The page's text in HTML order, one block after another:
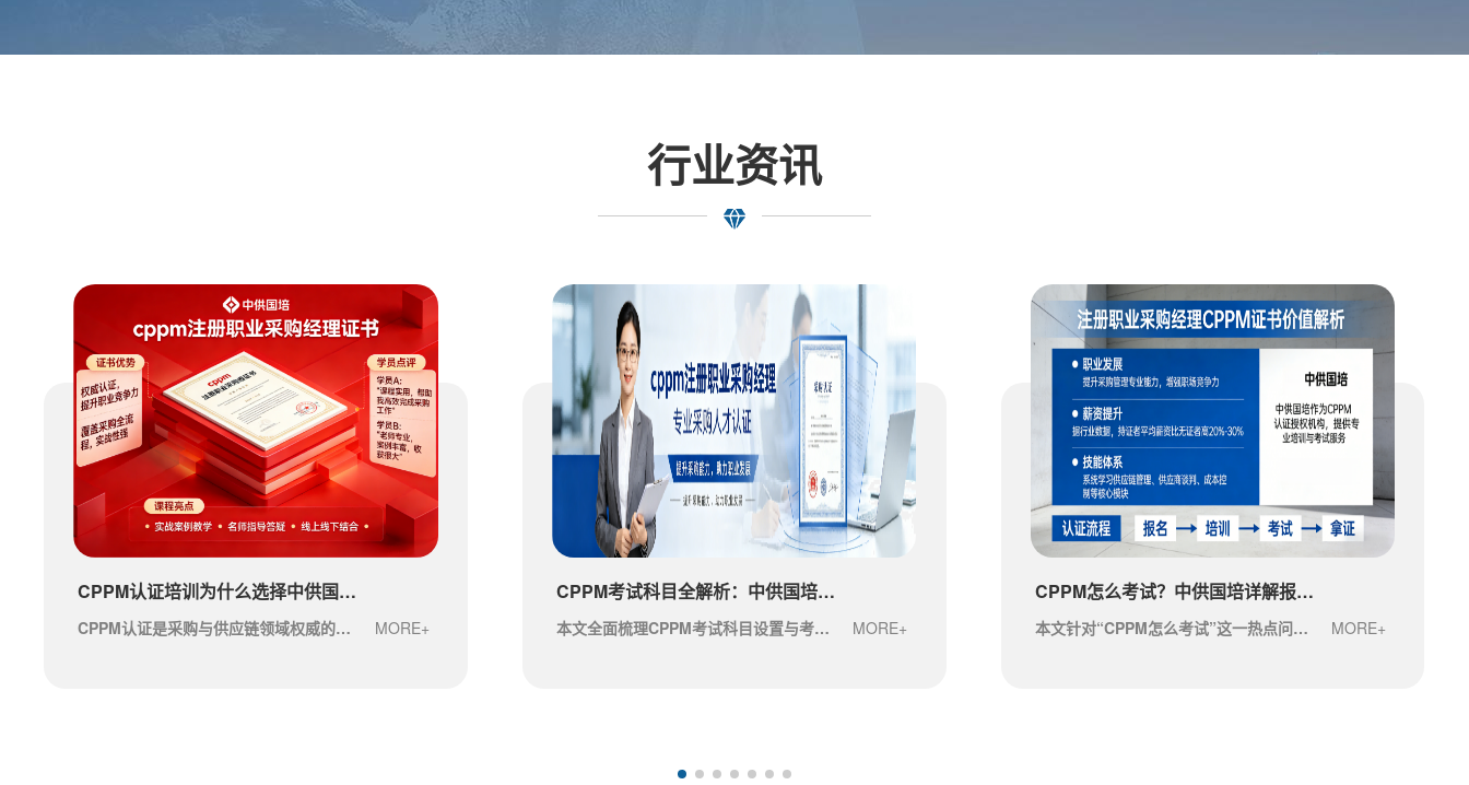
行业资讯
CPPM认证培训为什么选择中供国培？报考指南与价值解读
CPPM认证是采购与供应链领域权威的专业资质，中供国培作为官方认可的培训机构，为学员··· MORE+
CPPM考试科目全解析：中供国培助你高效备考采购经理认证
本文全面梳理CPPM考试科目设置与考核重点，结合中供国培的专业培训体系，帮助采购从业··· MORE+
CPPM怎么考试？中供国培详解报考全流程与备考要点
本文针对“CPPM怎么考试”这一热点问题，结合中供国培的专业指导，详细解读注册采购经··· MORE+